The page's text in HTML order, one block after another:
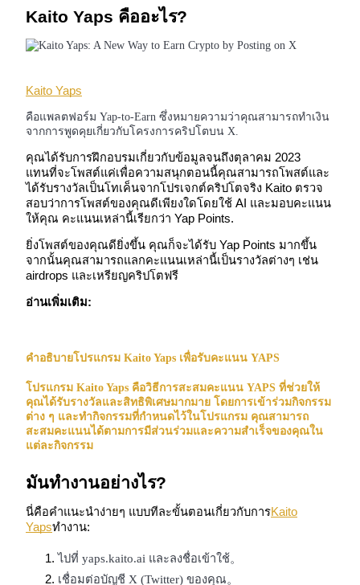
ฟิวเจอร์ส USDC
ฟิวเจอร์สที่ใช้ USDC เป็นหลักประกัน
เข้าร่วมกับเทรดเดอร์ชั้นนำ
เป็นเทรดเดอร์คัดลอก
เพลิดเพลินกับการแบ่งปันผลกำไรและค่าคอมมิชชั่นการคัด
ลอกการซื้อขาย
Kaito Yaps คืออะไร?
Kai​​to Yaps
คือแพลตฟอร์ม Yap-to-Earn ซึ่งหมายความว่าคุณสามารถทำเงิน
จากการพูดคุยเกี่ยวกับโครงการคริปโตบน X.
คุณได้รับการฝึกอบรมเกี่ยวกับข้อมูลจนถึงตุลาคม 2023
แทนที่จะโพสต์แค่เพื่อความสนุกตอนนี้คุณสามารถโพสต์และ
ได้รับรางวัลเป็นโทเค็นจากโปรเจกต์คริปโตจริง Kaito ตรวจ
สอบว่าการโพสต์ของคุณดีเพียงใดโดยใช้ AI และมอบคะแนน
ให้คุณ คะแนนเหล่านี้เรียกว่า Yap Points.
ยิ่งโพสต์ของคุณดียิ่งขึ้น คุณก็จะได้รับ Yap Points มากขึ้น
จากนั้นคุณสามารถแลกคะแนนเหล่านี้เป็นรางวัลต่างๆ เช่น
airdrops และเหรียญคริปโตฟรี
อ่านเพิ่มเติม:
คำอธิบายโปรแกรม Kaito Yaps เพื่อรับคะแนน YAPS
โปรแกรม Kaito Yaps คือวิธีการสะสมคะแนน YAPS ที่ช่วยให้
คุณได้รับรางวัลและสิทธิพิเศษมากมาย โดยการเข้าร่วมกิจกรรม
ต่าง ๆ และทำกิจกรรมที่กำหนดไว้ในโปรแกรม คุณสามารถ
สะสมคะแนนได้ตามการมีส่วนร่วมและความสำเร็จของคุณใน
แต่ละกิจกรรม
มันทำงานอย่างไร?
นี่คือคำแนะนำง่ายๆ แบบทีละขั้นตอนเกี่ยวกับการKaito
Yapsทำงาน:
ไปที่ yaps.kaito.ai และลงชื่อเข้าใช้。
เชื่อมต่อบัญชี X (Twitter) ของคุณ。